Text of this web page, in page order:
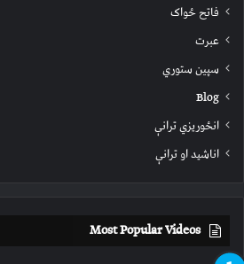
فاتح ځواک
عبرت
سپين ستوري
Blog
انځوریزي ترانې
اناشید او ترانې
Most Popular Videos